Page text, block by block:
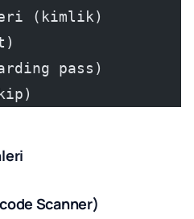
(kimlik)
pass)
Scanner)